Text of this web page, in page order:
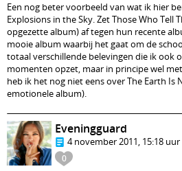
Een nog beter voorbeeld van wat ik hier
Explosions in the Sky. Zet Those Who Tell
opgezette album) af tegen hun recente
mooie album waarbij het gaat om de
totaal verschillende belevingen die ik ook
momenten opzet, maar in principe wel
heb ik het nog niet eens over The Earth Is
emotionele album).
0
Eveningguard
4 november 2011, 15:18 uur